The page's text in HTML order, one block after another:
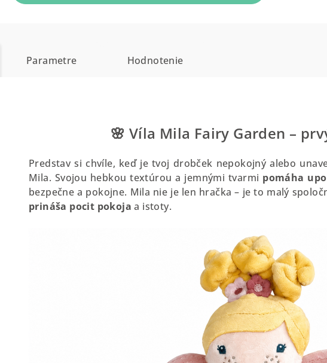
Parametre Hodnotenie
🌸 Víla Mila Fairy Garden –
Predstav si chvíle, keď je tvoj drobček nepokojný alebo
Mila. Svojou hebkou textúrou a jemnými tvarmi pomáha
bezpečne a pokojne. Mila nie je len hračka – je to malý
prináša pocit pokoja a istoty.